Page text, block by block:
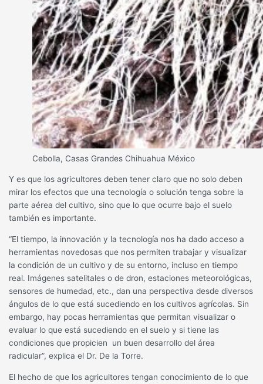
Cebolla, Casas Grandes Chihuahua México
Y es que los agricultores deben tener claro que no solo deben
mirar los efectos que una tecnología o solución tenga sobre la
parte aérea del cultivo, sino que lo que ocurre bajo el suelo
también es importante.
“El tiempo, la innovación y la tecnología nos ha dado acceso a
herramientas novedosas que nos permiten trabajar y visualizar
la condición de un cultivo y de su entorno, incluso en tiempo
real. Imágenes satelitales o de dron, estaciones meteorológicas,
sensores de humedad, etc., dan una perspectiva desde diversos
ángulos de lo que está sucediendo en los cultivos agrícolas. Sin
embargo, hay pocas herramientas que permitan visualizar o
evaluar lo que está sucediendo en el suelo y si tiene las
condiciones que propicien un buen desarrollo del área
radicular”, explica el Dr. De la Torre.
El hecho de que los agricultores tengan conocimiento de lo que